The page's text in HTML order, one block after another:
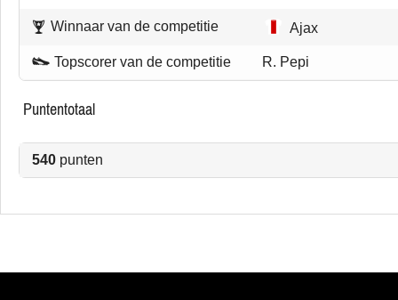
Winnaar van de competitie Ajax
Topscorer van de competitie R. Pepi
puntentotaal
540 punten